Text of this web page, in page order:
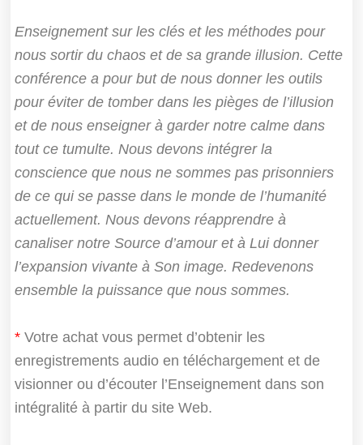
Enseignement sur les clés et les méthodes pour
nous sortir du chaos et de sa grande illusion. Cette
conférence a pour but de nous donner les outils
pour éviter de tomber dans les pièges de l’illusion
et de nous enseigner à garder notre calme dans
tout ce tumulte. Nous devons intégrer la
conscience que nous ne sommes pas prisonniers
de ce qui se passe dans le monde de l’humanité
actuellement. Nous devons réapprendre à
canaliser notre Source d’amour et à Lui donner
l’expansion vivante à Son image. Redevenons
ensemble la puissance que nous sommes.
* Votre achat vous permet d’obtenir les
enregistrements audio en téléchargement et de
visionner ou d’écouter l’Enseignement dans son
intégralité à partir du site Web.